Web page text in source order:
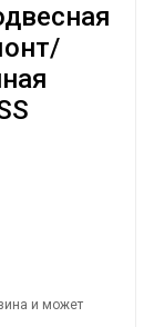
и может